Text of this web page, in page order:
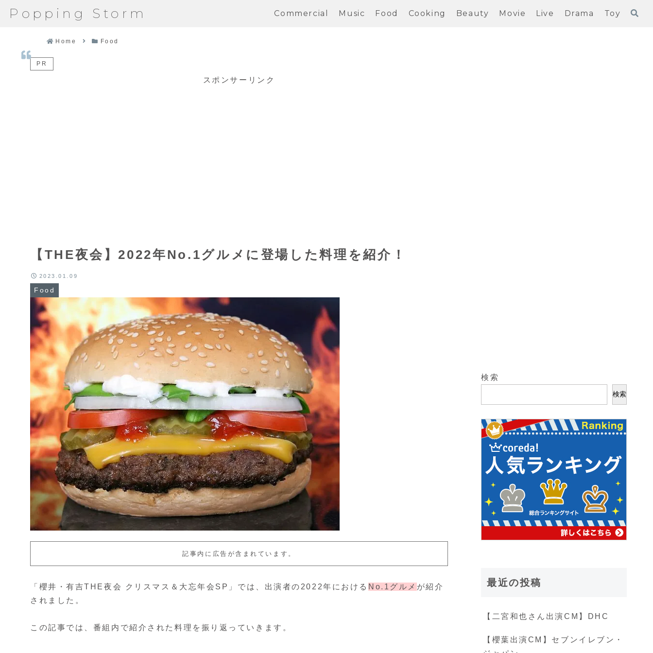
Popping Storm Commercial Music Food Cooking Beauty Movie Live Drama Toy
Home Food
PR
スポンサーリンク
【THE夜会】2022年No.1グルメに登場した料理を紹介！
Food
2023.01.09
記事内に広告が含まれています。
「櫻井・有吉THE夜会 クリスマス＆大忘年会SP」では、出演者の2022年における No.1グルメ が紹介
されました。
この記事では、番組内で紹介された料理を振り返っていきます。
検索
検索
最近の投稿
【二宮和也さん出演CM】DHC
【櫻葉出演CM】セブンイレブン・